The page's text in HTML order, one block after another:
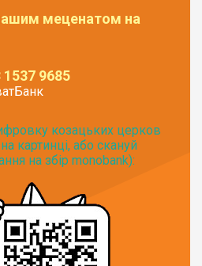
меценатом на
1537 9685
козацьких церков
картинці, або скануй
на збір monobank):